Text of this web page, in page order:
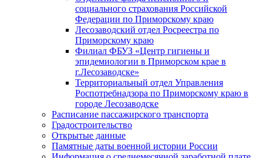
социального страхования Российской
Федерации по Приморскому краю
Лесозаводский отдел Росреестра по
Приморскому краю
Филиал ФБУЗ «Центр гигиены и
эпидемиологии в Приморском крае в
г.Лесозаводске»
Территориальный отдел Управления
Роспотребнадзора по Приморскому краю в
городе Лесозаводске
Расписание пассажирского транспорта
Градостроительство
Открытые данные
Памятные даты военной истории России